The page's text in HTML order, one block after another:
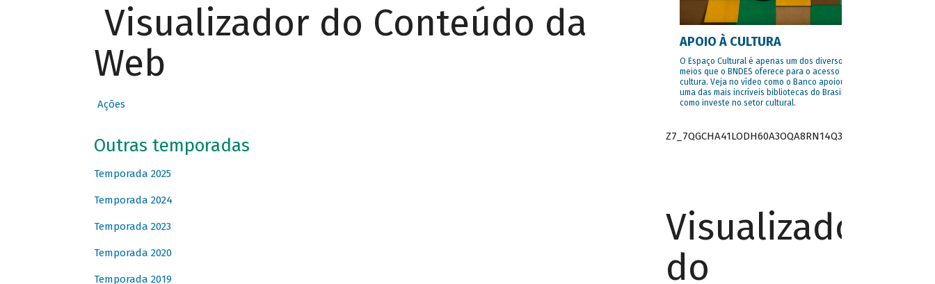
Visualizador do Conteúdo da
Web
Ações
Outras temporadas
Temporada 2025
Temporada 2024
Temporada 2023
Temporada 2020
Temporada 2019
APOIO À CULTURA
O Espaço Cultural é apenas um dos diversos
meios que o BNDES oferece para o acesso à
cultura. Veja no vídeo como o Banco apoiou
uma das mais incríveis bibliotecas do Brasil e
como investe no setor cultural.
Z7_7QGCHA41LODH60A3OQA8RN14Q3
Visualizador
do